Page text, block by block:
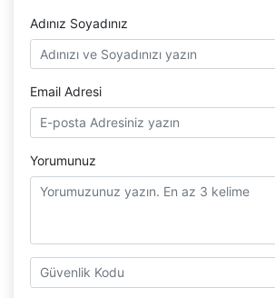
Adınız Soyadınız
Email Adresi
Yorumunuz